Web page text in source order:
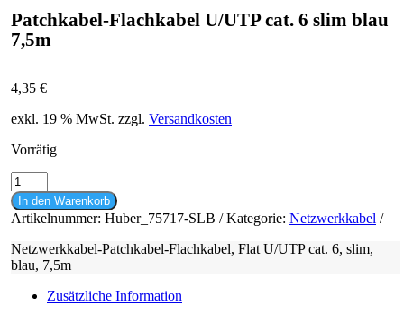
Patchkabel-Flachkabel U/UTP cat. 6 slim blau
7,5m
4,35 €
exkl. 19 % MwSt. zzgl. Versandkosten
Vorrätig
Patchkabel-
Flachkabel
U/UTP
cat.
6
slim
7,5m
In den Warenkorb
Artikelnummer: Huber_75717-SLB Kategorie: Netzwerkkabel
Netzwerkkabel-Patchkabel-Flachkabel, Flat U/UTP cat. 6, slim,
blau, 7,5m
Zusätzliche Information